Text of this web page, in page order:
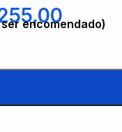
encomendado)